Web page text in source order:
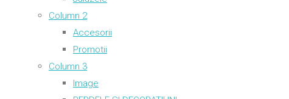
Column 2
Accesorii
Promotii
Column 3
Image